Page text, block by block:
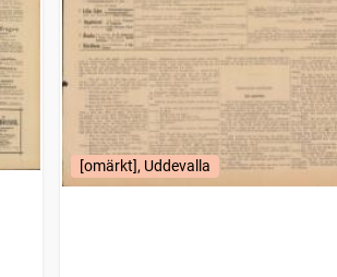
[omärkt], Uddevalla